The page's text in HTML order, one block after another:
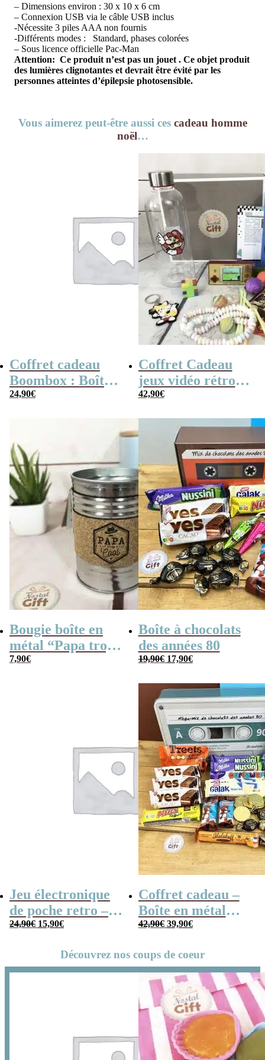
– Dimensions environ : 30 x 10 x 6 cm
– Connexion USB via le câble USB inclus
-Nécessite 3 piles AAA non fournis
-Différents modes : Standard, phases colorées
– Sous licence officielle Pac-Man
Attention: Ce produit n’est pas un jouet . Ce objet produit
des lumières clignotantes et devrait être évité par les
personnes atteintes d’épilepsie photosensible.
Vous aimerez peut-être aussi ces cadeau homme
noël…
Coffret cadeau
Boombox : Boîte
bonbons des
24,90€
Coffret Cadeau
jeux vidéo rétro
(avec sa console de
42,90€
Bougie boîte en
métal “Papa trop
cool” (gris)
7,90€
Boîte à chocolats
des années 80
19,90€ Le
était :
19,90€.
17,90€Le
est :
17,90€.
Jeu électronique
de poche retro –
Console vintage
24,90€ Le
24,90€.
15,90€Le
est :
15,90€.
Coffret cadeau –
Boîte en métal
cassette –
années 80 – grand
coffret chocolat
original
42,90€ Le
était :
42,90€.
39,90€Le
est :
39,90€.
Découvrez nos coups de coeur